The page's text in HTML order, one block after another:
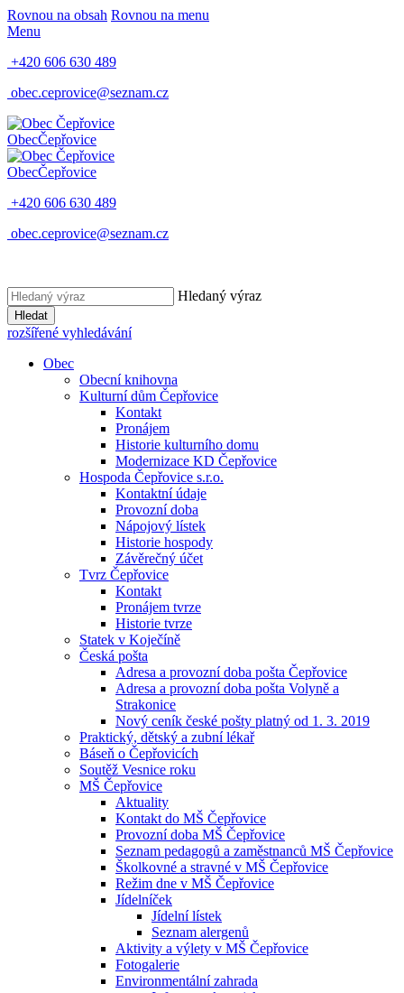
Rovnou na obsah Rovnou na menu
Menu
+420 606 630 489
obec.ceprovice@seznam.cz
ObecČepřovice
ObecČepřovice
+420 606 630 489
obec.ceprovice@seznam.cz
Hledaný výraz
Hledat
rozšířené vyhledávání
Obec
Obecní knihovna
Kulturní dům Čepřovice
Kontakt
Pronájem
Historie kulturního domu
Modernizace KD Čepřovice
Hospoda Čepřovice s.r.o.
Kontaktní údaje
Provozní doba
Nápojový lístek
Historie hospody
Závěrečný účet
Tvrz Čepřovice
Kontakt
Pronájem tvrze
Historie tvrze
Statek v Koječíně
Česká pošta
Adresa a provozní doba pošta Čepřovice
Adresa a provozní doba pošta Volyně a
Strakonice
Nový ceník české pošty platný od 1. 3. 2019
Praktický, dětský a zubní lékař
Báseň o Čepřovicích
Soutěž Vesnice roku
MŠ Čepřovice
Aktuality
Kontakt do MŠ Čepřovice
Provozní doba MŠ Čepřovice
Seznam pedagogů a zaměstnanců MŠ Čepřovice
Školkovné a stravné v MŠ Čepřovice
Režim dne v MŠ Čepřovice
Jídelníček
Jídelní lístek
Seznam alergenů
Aktivity a výlety v MŠ Čepřovice
Fotogalerie
Environmentální zahrada